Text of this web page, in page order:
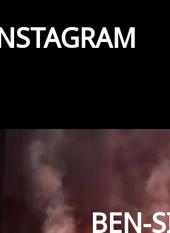
BEN-